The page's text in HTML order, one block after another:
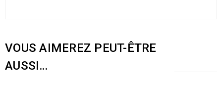
VOUS AIMEREZ PEUT-ÊTRE
AUSSI…